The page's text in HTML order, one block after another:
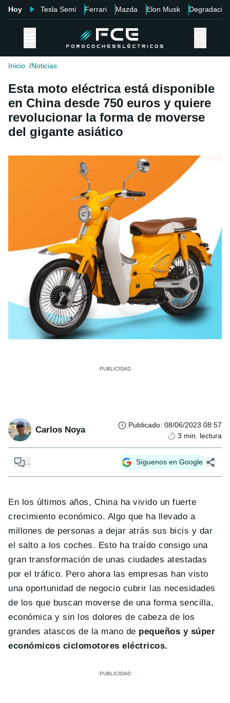
Hoy Tesla Semi Ferrari Mazda Elon Musk Degradación
Inicio Noticias
Esta moto eléctrica está disponible
en China desde 750 euros y quiere
revolucionar la forma de moverse
del gigante asiático
Carlos Noya Publicado: 08/06/2023 08:57
3 min. lectura
Síguenos en Google
En los últimos años, China ha vivido un fuerte
crecimiento económico. Algo que ha llevado a
millones de personas a dejar atrás sus bicis y dar
el salto a los coches. Esto ha traído consigo una
gran transformación de unas ciudades atestadas
por el tráfico. Pero ahora las empresas han visto
una oportunidad de negocio cubrir las necesidades
de los que buscan moverse de una forma sencilla,
económica y sin los dolores de cabeza de los
grandes atascos de la mano de pequeños y súper
económicos ciclomotores eléctricos.